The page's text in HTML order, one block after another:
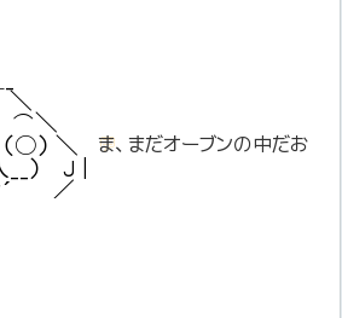
💬
ま、まだオーブンの中だお
（○） ＼
J |
／